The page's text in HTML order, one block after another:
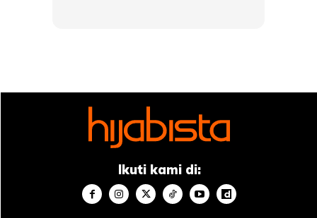
Serum anti-penuaan terbaik untuk mereka yang
berusia 40-an dengan kulit sensitif
Ikuti kami di: